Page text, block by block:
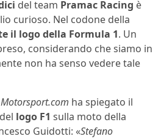
del team Pramac Racing è
curioso. Nel codone della
il logo della Formula 1. Un
considerando che siamo in
non ha senso vedere tale
Motorsport.com ha spiegato il
logo F1 sulla moto della
Guidotti: «Stefano